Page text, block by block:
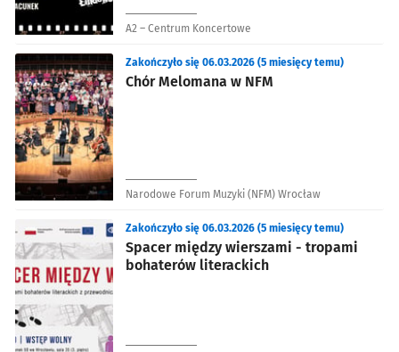
A2 – Centrum Koncertowe
Chór Melomana w NFM
Zakończyło się 06.03.2026 (5 miesięcy temu)
Narodowe Forum Muzyki (NFM) Wrocław
Spacer między wierszami - tropami
bohaterów literackich
Zakończyło się 06.03.2026 (5 miesięcy temu)